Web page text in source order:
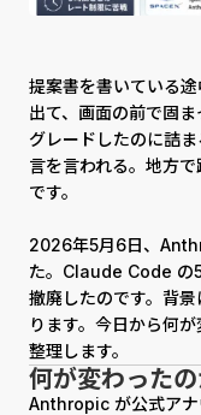
提案書を書いている
出て、画面の前で固
グレードしたのに詰
言を言われる。地方
です。
2026年5月6日、
た。Claude Code の
撤廃したのです。背
ります。今日から何
整理します。
何が変わった
Anthropic が公式アナ